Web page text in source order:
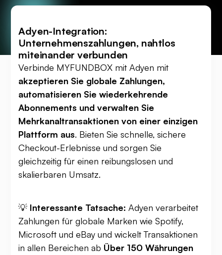
Adyen-Integration:
Unternehmenszahlungen, nahtlos
miteinander verbunden
Verbinde MYFUNDBOX mit Adyen mit
akzeptieren Sie globale Zahlungen,
automatisieren Sie wiederkehrende
Abonnements und verwalten Sie
Mehrkanaltransaktionen von einer einzigen
Plattform aus. Bieten Sie schnelle, sichere
Checkout-Erlebnisse und sorgen Sie
gleichzeitig für einen reibungslosen und
skalierbaren Umsatz.
💡 Interessante Tatsache: Adyen verarbeitet
Zahlungen für globale Marken wie Spotify,
Microsoft und eBay und wickelt Transaktionen
in allen Bereichen ab Über 150 Währungen